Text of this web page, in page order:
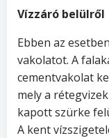
Vízzáró belülről
Ebben az
vakolatot. A
cementvakolat
mely a
kapott szürke
A kent